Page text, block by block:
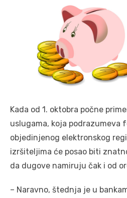
Kada od 1. oktobra počne
uslugama, koja podrazumeva
objedinjenog elektronskog
izršiteljima će posao biti
da dugove namiruju čak i od
– Naravno, štednja je u